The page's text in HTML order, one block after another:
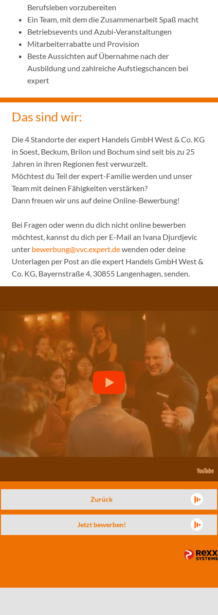
Berufsleben vorzubereiten
Ein Team, mit dem die Zusammenarbeit Spaß macht
Betriebsevents und Azubi-Veranstaltungen
Mitarbeiterrabatte und Provision
Beste Aussichten auf Übernahme nach der
Ausbildung und zahlreiche Aufstiegschancen bei
expert
Das sind wir:
Die 4 Standorte der expert Handels GmbH West & Co. KG
in Soest, Beckum, Brilon und Bochum sind seit bis zu 25
Jahren in ihren Regionen fest verwurzelt.
Möchtest du Teil der expert-Familie werden und unser
Team mit deinen Fähigkeiten verstärken?
Dann freuen wir uns auf deine Online-Bewerbung!
Bei Fragen oder wenn du dich nicht online bewerben
möchtest, kannst du dich per E-Mail an Ivana Djurdjevic
unter bewerbung@vvc.expert.dewenden oder deine
Unterlagen per Post an die expert Handels GmbH West &
Co. KG, Bayernstraße 4, 30855 Langenhagen, senden.
Zurück
Jetzt bewerben!